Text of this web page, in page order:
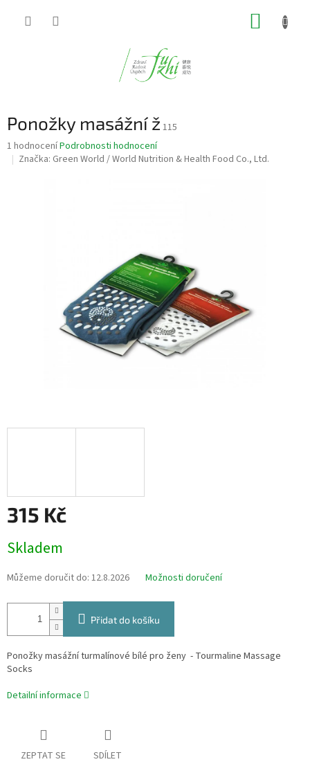
Ponožky masážní ž 115
Průměrné
hodnocení
1 hodnoceníPodrobnosti hodnocení
Značka: Green World / World Nutrition & Health Food Co., Ltd.
315 Kč
cena:
Skladem
Můžeme doručit do: 12.8.2026 Možnosti doručení
Přidat do košíku
Ponožky masážní turmalínové bílé pro ženy - Tourmaline Massage
Socks
Detailní informace
ZEPTAT SE SDÍLET